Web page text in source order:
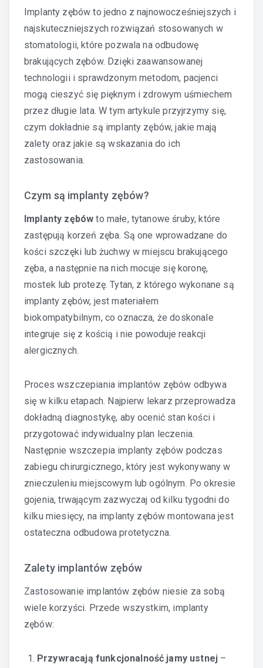
Implanty zębów to jedno z najnowocześniejszych i
najskuteczniejszych rozwiązań stosowanych w
stomatologii, które pozwala na odbudowę
brakujących zębów. Dzięki zaawansowanej
technologii i sprawdzonym metodom, pacjenci
mogą cieszyć się pięknym i zdrowym uśmiechem
przez długie lata. W tym artykule przyjrzymy się,
czym dokładnie są implanty zębów, jakie mają
zalety oraz jakie są wskazania do ich
zastosowania.
Czym są implanty zębów?
Implanty zębów to małe, tytanowe śruby, które
zastępują korzeń zęba. Są one wprowadzane do
kości szczęki lub żuchwy w miejscu brakującego
zęba, a następnie na nich mocuje się koronę,
mostek lub protezę. Tytan, z którego wykonane są
implanty zębów, jest materiałem
biokompatybilnym, co oznacza, że doskonale
integruje się z kością i nie powoduje reakcji
alergicznych.
Proces wszczepiania implantów zębów odbywa
się w kilku etapach. Najpierw lekarz przeprowadza
dokładną diagnostykę, aby ocenić stan kości i
przygotować indywidualny plan leczenia.
Następnie wszczepia implanty zębów podczas
zabiegu chirurgicznego, który jest wykonywany w
znieczuleniu miejscowym lub ogólnym. Po okresie
gojenia, trwającym zazwyczaj od kilku tygodni do
kilku miesięcy, na implanty zębów montowana jest
ostateczna odbudowa protetyczna.
Zalety implantów zębów
Zastosowanie implantów zębów niesie za sobą
wiele korzyści. Przede wszystkim, implanty
zębów:
Przywracają funkcjonalność jamy ustnej –